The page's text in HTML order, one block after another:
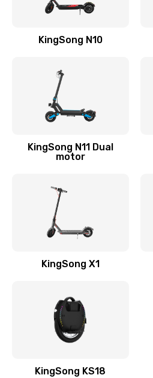
KingSong N10
KingSong N11 Dual
motor
KingSong X1
KingSong KS18